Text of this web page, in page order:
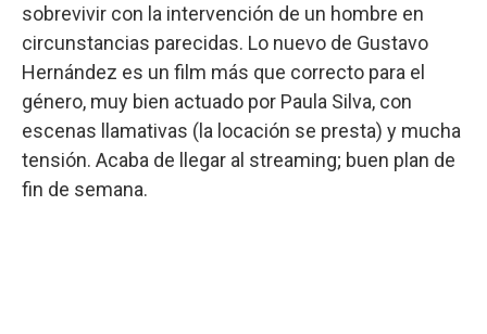
sobrevivir con la intervención de un hombre en
circunstancias parecidas. Lo nuevo de Gustavo
Hernández es un film más que correcto para el
género, muy bien actuado por Paula Silva, con
escenas llamativas (la locación se presta) y mucha
tensión. Acaba de llegar al streaming; buen plan de
fin de semana.